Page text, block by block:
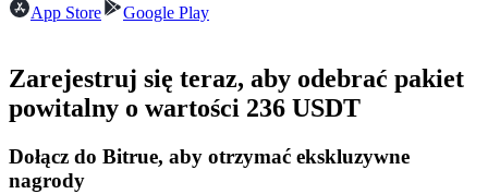
App Store
Google Play
Zarejestruj się teraz, aby odebrać pakiet
powitalny o wartości 236 USDT
Dołącz do Bitrue, aby otrzymać ekskluzywne
nagrody